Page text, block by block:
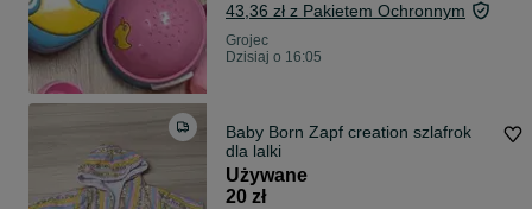
43,36 zł z Pakietem Ochronnym
Grojec
Dzisiaj o 16:05
Baby Born Zapf creation szlafrok
dla lalki
Używane
20 zł